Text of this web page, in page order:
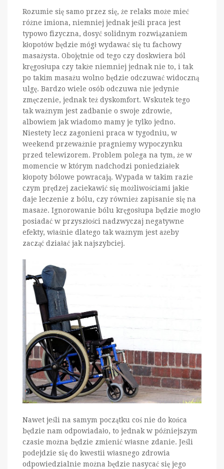
Rozumie się samo przez się, że relaks może mieć
różne imiona, niemniej jednak jeśli praca jest
typowo fizyczna, dosyć solidnym rozwiązaniem
kłopotów będzie mógł wydawać się tu fachowy
masażysta. Obojętnie od tego czy doskwiera ból
kręgosłupa czy także niemniej jednak nie to, i tak
po takim masażu wolno będzie odczuwać widoczną
ulgę. Bardzo wiele osób odczuwa nie jedynie
zmęczenie, jednak też dyskomfort. Wskutek tego
tak ważnym jest zadbanie o swoje zdrowie,
albowiem jak wiadomo mamy je tylko jedno.
Niestety lecz zagonieni praca w tygodniu, w
weekend przeważnie pragniemy wypoczynku
przed telewizorem. Problem polega na tym, że w
momencie w którym nadchodzi poniedziałek
kłopoty bólowe powracają. Wypada w takim razie
czym prędzej zaciekawić się możliwościami jakie
daje leczenie z bólu, czy również zapisanie się na
masaże. Ignorowanie bólu kręgosłupa będzie mogło
posiadać w przyszłości nadzwyczaj negatywne
efekty, właśnie dlatego tak ważnym jest ażeby
zacząć działać jak najszybciej.
Nawet jeśli na samym początku coś nie do końca
będzie nam odpowiadało, to jednak w późniejszym
czasie można będzie zmienić własne zdanie. Jeśli
podejdzie się do kwestii własnego zdrowia
odpowiedzialnie można będzie nasycać się jego